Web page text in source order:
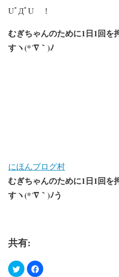
UﾟДﾟU ！
むぎちゃんのために1日1回を
すヽ(*´∇｀)ﾉ
にほんブログ村
むぎちゃんのために1日1回を
すヽ(*´∇｀)ﾉう
共有: